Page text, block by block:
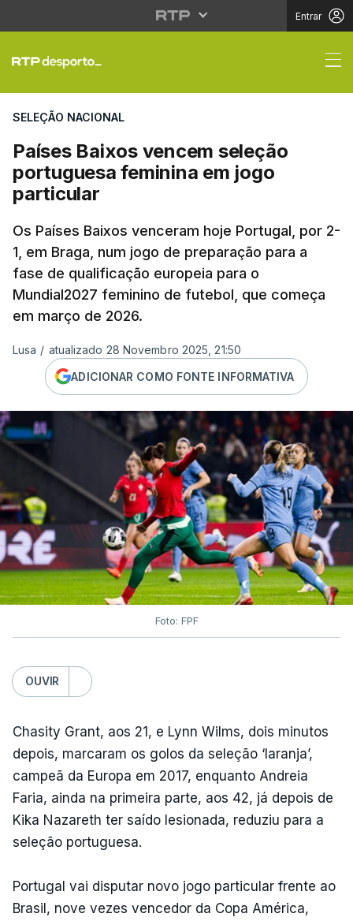
Entrar
Países Baixos
SELEÇÃO NACIONAL
Países Baixos vencem seleção
portuguesa feminina em jogo
particular
Os Países Baixos venceram hoje Portugal, por 2-
1, em Braga, num jogo de preparação para a
fase de qualificação europeia para o
Mundial2027 feminino de futebol, que começa
em março de 2026.
Lusa / atualizado 28 Novembro 2025, 21:50
ADICIONAR COMO FONTE INFORMATIVA
Foto: FPF
OUVIR
Chasity Grant, aos 21, e Lynn Wilms, dois minutos
depois, marcaram os golos da seleção ‘laranja’,
campeã da Europa em 2017, enquanto Andreia
Faria, ainda na primeira parte, aos 42, já depois de
Kika Nazareth ter saído lesionada, reduziu para a
seleção portuguesa.
Portugal vai disputar novo jogo particular frente ao
Brasil, nove vezes vencedor da Copa América,